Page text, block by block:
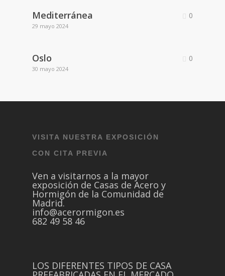
Mediterránea
29 mayo 2024
0
Oslo
30 mayo 2024
0
VISITA NUESTRA EXPOSICIÓN
CON CITA PREVIA
Ven a visitarnos a la mayor
exposición de Casas de Acero y
Hormigón de la Comunidad de
Madrid.
info@acerormigon.es
682 49 58 46
LOS DIFERENTES TIPOS DE CASA